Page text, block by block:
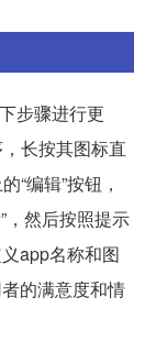
步骤进行更
长按其图标直
“编辑”按钮，
，然后按照提示
app名称和图
的满意度和情